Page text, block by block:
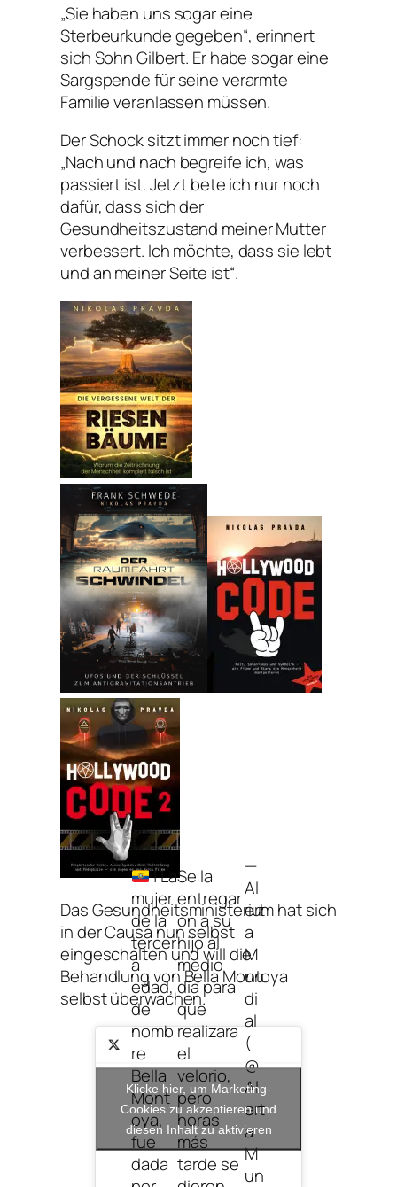
„Sie haben uns sogar eine
Sterbeurkunde gegeben“, erinnert
sich Sohn Gilbert. Er habe sogar eine
Sargspende für seine verarmte
Familie veranlassen müssen.
Der Schock sitzt immer noch tief:
„Nach und nach begreife ich, was
passiert ist. Jetzt bete ich nur noch
dafür, dass sich der
Gesundheitszustand meiner Mutter
verbessert. Ich möchte, dass sie lebt
und an meiner Seite ist“.
Das Gesundheitsministerium hat sich
in der Causa nun selbst
eingeschalten und will die
Behandlung von Bella Montoya
selbst überwachen.
| La
mujer
de la
tercer
a
edad,
de
nomb
re
Bella
Mont
oya,
fue
dada
Se la
entregar
on a su
hijo al
medio
día para
que
realizara
el
velorio,
pero
horas
más
tarde se
—
Al
ert
a
M
un
di
al
(
@
Al
ert
a
M
un
Klicke hier, um Marketing-
Cookies zu akzeptieren und
diesen Inhalt zu aktivieren